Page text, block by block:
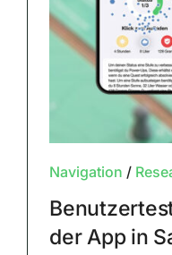
Navigation /
der App in